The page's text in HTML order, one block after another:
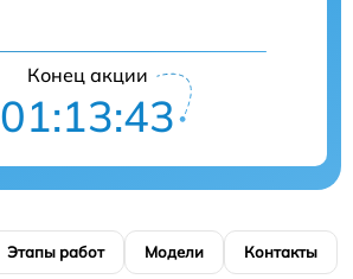
Конец акции
01:13:42
Этапы работ Модели Контакты